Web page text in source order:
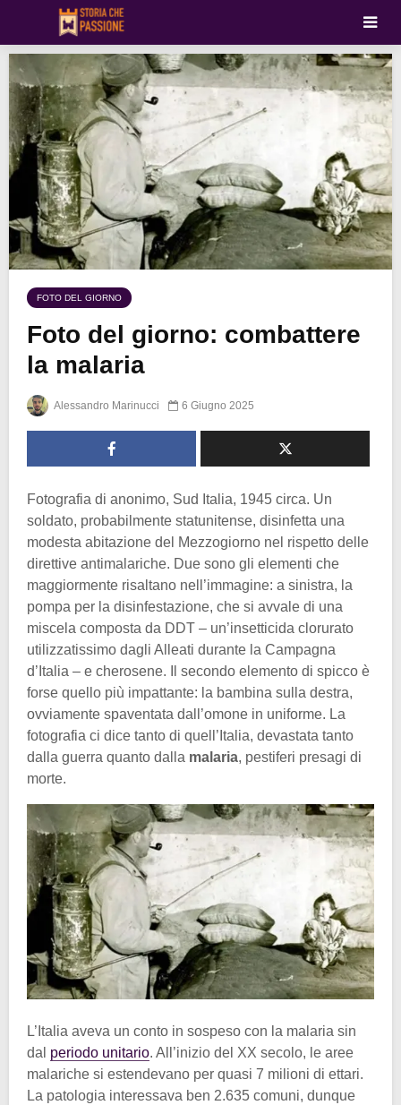
FOTO DEL GIORNO
Foto del giorno: combattere
la malaria
Alessandro Marinucci 6 Giugno 2025
Fotografia di anonimo, Sud Italia, 1945 circa. Un
soldato, probabilmente statunitense, disinfetta una
modesta abitazione del Mezzogiorno nel rispetto delle
direttive antimalariche. Due sono gli elementi che
maggiormente risaltano nell’immagine: a sinistra, la
pompa per la disinfestazione, che si avvale di una
miscela composta da DDT – un’insetticida clorurato
utilizzatissimo dagli Alleati durante la Campagna
d’Italia – e cherosene. Il secondo elemento di spicco è
forse quello più impattante: la bambina sulla destra,
ovviamente spaventata dall’omone in uniforme. La
fotografia ci dice tanto di quell’Italia, devastata tanto
dalla guerra quanto dalla malaria, pestiferi presagi di
morte.
L’Italia aveva un conto in sospeso con la malaria sin
dal periodo unitario. All’inizio del XX secolo, le aree
malariche si estendevano per quasi 7 milioni di ettari.
La patologia interessava ben 2.635 comuni, dunque